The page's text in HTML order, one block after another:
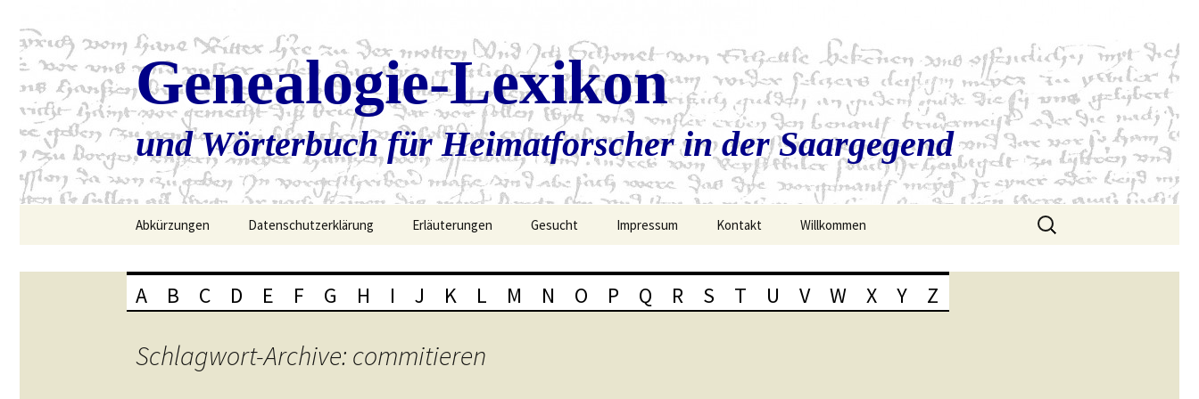
Genealogie-Lexikon
und Wörterbuch für Heimatforscher in der Saargegend
Abkürzungen Datenschutzerklärung Erläuterungen Gesucht Impressum Kontakt Willkommen
Suchen
nach:
A B C D E F G H I J K L M N O P Q R S T U V W X Y Z
Schlagwort-Archive: commitieren